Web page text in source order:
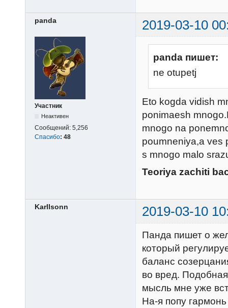
panda 2019-03-10
Участник
Неактивен
Сообщений: 5,256
Спасибо: 48
panda пишет:
ne otupetj
Eto kogda vidish
ponimaesh
mnogo na
poumneniya,a ves
s mnogo malo
Teoriya zachiti
Karllsonn 2019-03-10
Панда пишет о
который
баланс
во вред. Подобная
мысль мне уже
На-я попу